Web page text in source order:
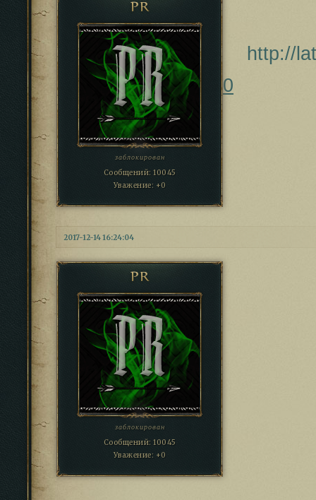
PR
заблокирован
Сообщений: 10045
Уважение: +0
http://
0
2017-12-14 16:24:04
PR
заблокирован
Сообщений: 10045
Уважение: +0